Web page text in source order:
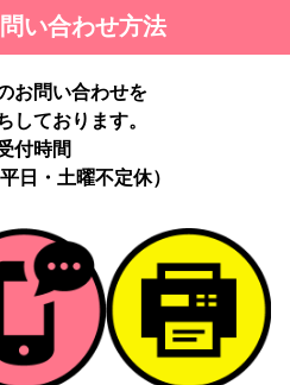
い合わせ方法
お問い合わせを
しております。
付時間
日・土曜不定休）